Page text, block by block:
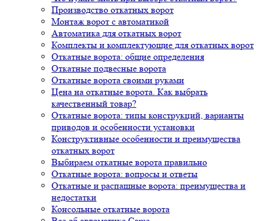
Производство откатных ворот
Монтаж ворот с автоматикой
Автоматика для откатных ворот
Комплекты и комплектующие для откатных ворот
Откатные ворота: общие определения
Откатные подвесные ворота
Откатные ворота своими руками
Цена на откатные ворота. Как выбрать
качественный товар?
Откатные ворота: типы конструкций, варианты
приводов и особенности установки
Конструктивные особенности и преимущества
откатных ворот
Выбираем откатные ворота правильно
Откатные ворота: вопросы и ответы
Откатные и распашные ворота: преимущества и
недостатки
Консольные откатные ворота